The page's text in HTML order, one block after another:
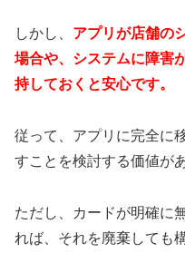
しかし、 アプリが店舗の
場合や、システムに障害
持しておくと安心です。
従って、アプリに完全に
すことを検討する価値が
ただし、カードが明確に
れば、それを廃棄しても